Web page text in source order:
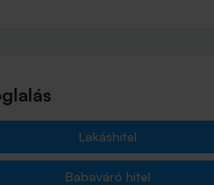
Lakáshitel
Babaváró hitel